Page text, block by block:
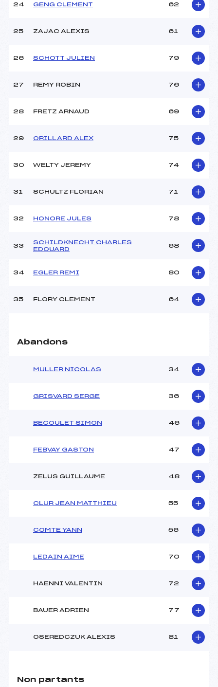
24 GENG CLEMENT 62
25 ZAJAC ALEXIS 61
26 SCHOTT JULIEN 79
27 REMY ROBIN 76
28 FRETZ ARNAUD 69
29 ORILLARD ALEX 75
30 WELTY JEREMY 74
31 SCHULTZ FLORIAN 71
32 HONORE JULES 78
33
SCHILDKNECHT CHARLES
EDOUARD
68
34 EGLER REMI 80
35 FLORY CLEMENT 64
Abandons
MULLER NICOLAS 34
GRISVARD SERGE 36
BECOULET SIMON 46
FEBVAY GASTON 47
ZELUS GUILLAUME 48
CLUR JEAN MATTHIEU 55
COMTE YANN 56
LEDAIN AIME 70
HAENNI VALENTIN 72
BAUER ADRIEN 77
OSEREDCZUK ALEXIS 81
Non partants